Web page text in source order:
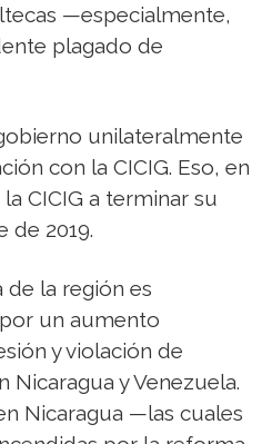
—especialmente,
plagado de
unilateralmente
con la CICIG. Eso, en
CICIG a terminar su
de 2019.
de la región es
un aumento
y violación de
Nicaragua y Venezuela.
Nicaragua —las cuales